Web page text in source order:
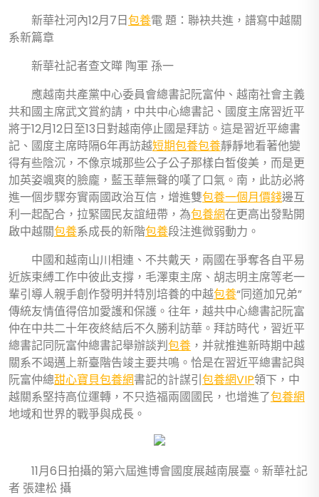
新華社河內12月7日包養電 題：聯袂共進，譜寫中越關
系新篇章
新華社記者查文曄 陶軍 孫一
應越南共產黨中心委員會總書記阮富仲、越南社會主義
共和國主席武文賞約請，中共中心總書記、國度主席習近平
將于12月12日至13日對越南停止國是拜訪。這是習近平總書
記、國度主席時隔6年再訪越短期包養包養靜靜地看著他變
得有些陰沉，不像京城那些公子公子那樣白皙俊美，而是更
加英姿颯爽的臉龐，藍玉華無聲的嘆了口氣。南，此訪必將
進一個步驟夯實兩國政治互信，增進雙包養一個月價錢邊互
利一起配合，拉緊國民友誼紐帶，為包養網在更高出發點開
啟中越關包養系成長的新階包養段注進微弱動力。
中國和越南山川相連、不共戴天，兩國在爭奪各自平易
近族束縛工作中彼此支撐，毛澤東主席、胡志明主席等老一
輩引導人親手創作發明并特別培養的中越包養“同道加兄弟”
傳統友情值得倍加愛護和保護。往年，越共中心總書記阮富
仲在中共二十年夜終結后不久勝利訪華。拜訪時代，習近平
總書記同阮富仲總書記舉辦談判包養 ，并就推進新時期中越
關系不竭邁上新臺階告竣主要共鳴。恰是在習近平總書記與
阮富仲總甜心寶貝包養網書記的計謀引包養網VIP領下，中
越關系堅持高位運轉，不只造福兩國國民，也增進了包養網
地域和世界的戰爭與成長。
11月6日拍攝的第六屆進博會國度展越南展臺。新華社記
者 張建松 攝